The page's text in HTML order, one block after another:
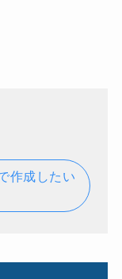
作成したい